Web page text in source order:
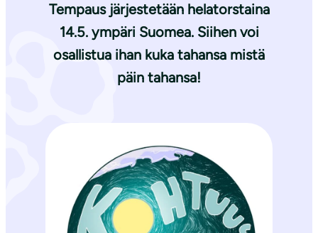
Tempaus järjestetään helatorstaina
14.5. ympäri Suomea. Siihen voi
osallistua ihan kuka tahansa mistä
päin tahansa!